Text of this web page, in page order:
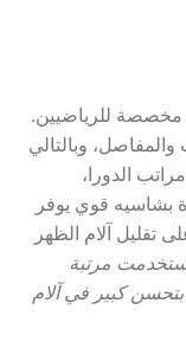
للرياضيين.
والمفاصل، وبالتالي
الدورا،
بشاسيه قوي يوفر
تقليل آلام الظهر
مرتبة
كبير في آلام